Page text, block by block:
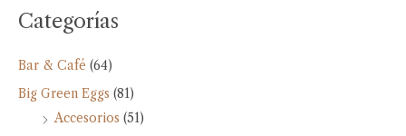
Categorías
Bar & Café (64)
Big Green Eggs (81)
Accesorios (51)